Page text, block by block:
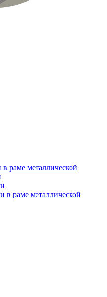
в раме металлической
в раме металлической